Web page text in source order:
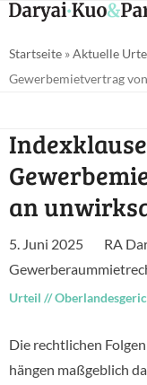
Skip
content
Open
menu
Close
menu
Startseite »Aktuelle
Gewerbemietvertrag
an
5. Juni 2025
RA
Urteil //
Die rechtlichen
hängen maßgeblich